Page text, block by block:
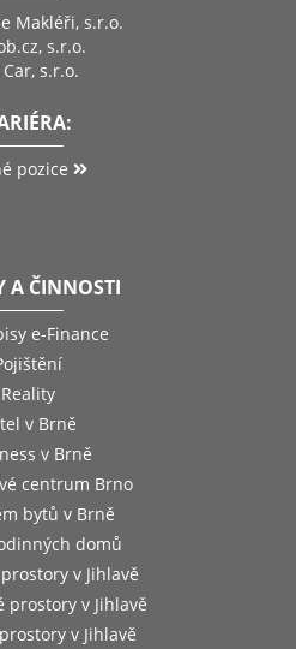
Makléři, s.r.o.
s.r.o.
Car, s.r.o.
pozice
A ČINNOSTI
e-Finance
Reality
v Brně
v Brně
centrum Brno
bytů v Brně
domů
v Jihlavě
prostory v Jihlavě
v Jihlavě